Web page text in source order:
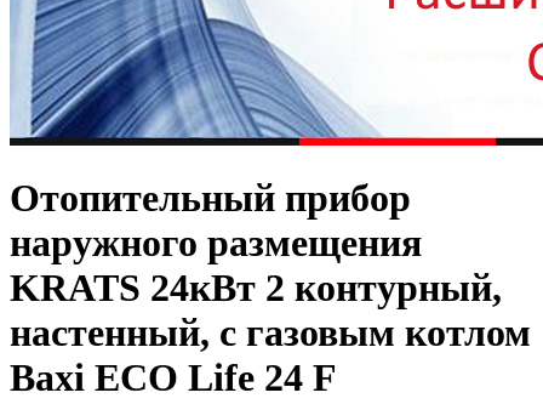
Отопительный прибор
наружного размещения
KRATS 24кВт 2 контурный,
настенный, с газовым котлом
Baxi ECO Life 24 F